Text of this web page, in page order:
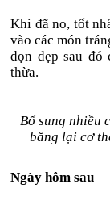
Khi đã no, tốt
vào các món
dọn dẹp sau đó
thừa.
Bổ sung nhiều
bằng lại cơ
Ngày hôm sau